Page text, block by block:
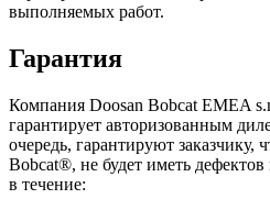
выполняемых работ.
Гарантия
Компания Doosan Bobcat EMEA
гарантирует авторизованным
очередь, гарантируют
Bobcat®, не будет иметь
в течение: